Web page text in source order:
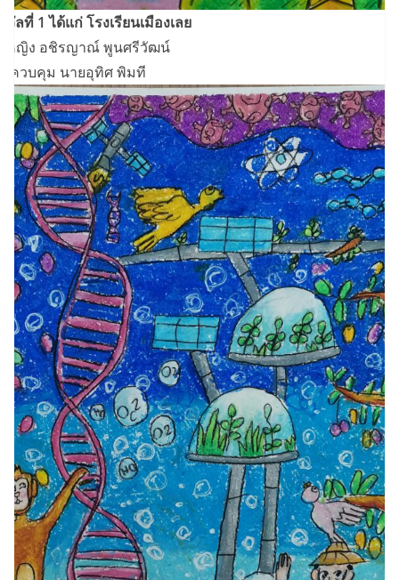
วัลที่ 1 ได้แก่ โรงเรียนเมืองเลย
หญิง อชิรญาณ์ พูนศรีวัฒน์
ควบคุม นายอุทิศ พิมที